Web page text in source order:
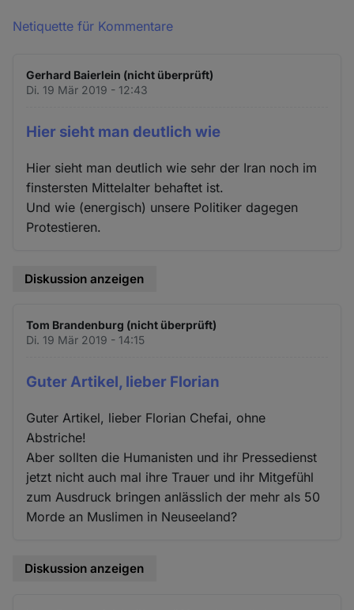
Netiquette für Kommentare
Gerhard Baierlein (nicht überprüft)
Di. 19 Mär 2019 - 12:43
Hier sieht man deutlich wie
Hier sieht man deutlich wie sehr der Iran noch im
finstersten Mittelalter behaftet ist.
Und wie (energisch) unsere Politiker dagegen
Protestieren.
Diskussion anzeigen
Tom Brandenburg (nicht überprüft)
Di. 19 Mär 2019 - 14:15
Guter Artikel, lieber Florian
Guter Artikel, lieber Florian Chefai, ohne
Abstriche!
Aber sollten die Humanisten und ihr Pressedienst
jetzt nicht auch mal ihre Trauer und ihr Mitgefühl
zum Ausdruck bringen anlässlich der mehr als 50
Morde an Muslimen in Neuseeland?
Diskussion anzeigen